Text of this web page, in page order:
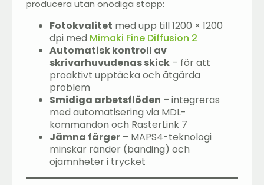
producera utan onödiga stopp:
Fotokvalitet med upp till 1200 × 1200
dpi med Mimaki Fine Diffusion 2
Automatisk kontroll av
skrivarhuvudenas skick – för att
proaktivt upptäcka och åtgärda
problem
Smidiga arbetsflöden – integreras
med automatisering via MDL-
kommandon och RasterLink 7
Jämna färger – MAPS4-teknologi
minskar ränder (banding) och
ojämnheter i trycket